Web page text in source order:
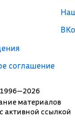
материалов
активной ссылкой
соглашение